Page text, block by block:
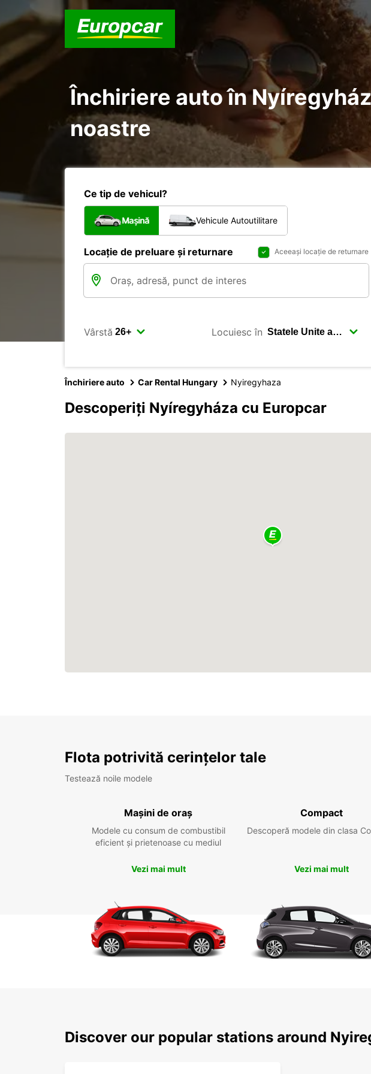
Închiriere auto în
noastre
Ce tip de vehicul?
Mașină Vehicule Autoutilitare
Locație de preluare și returnare Aceeași locație de returnare
Vârstă Locuiesc în
Închiriere auto Car Rental Hungary Nyiregyhaza
Descoperiți Nyíregyháza cu Europcar
Flota potrivită cerințelor tale
Testează noile modele
Mașini de oraș
Modele cu consum de combustibil
eficient și prietenoase cu mediul
Vezi mai mult
Compact
Descoperă modele din clasa
Vezi mai mult
Discover our popular stations around